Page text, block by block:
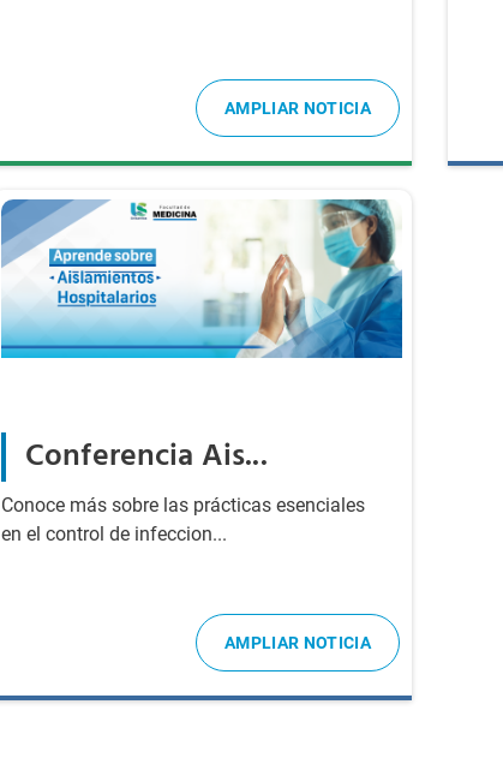
AMPLIAR NOTICIA
Conferencia Ais...
Conoce más sobre las prácticas esenciales
en el control de infeccion...
AMPLIAR NOTICIA